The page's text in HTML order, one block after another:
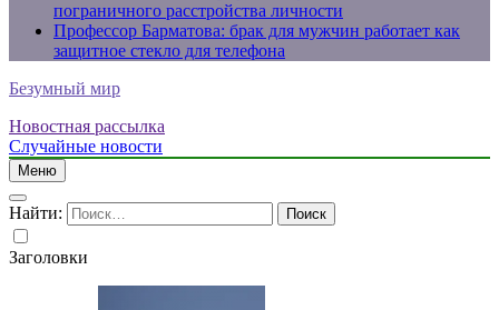
пограничного расстройства личности
Профессор Барматова: брак для мужчин работает как
защитное стекло для телефона
Безумный мир
Новостная рассылка
Случайные новости
Меню
Найти:
Заголовки